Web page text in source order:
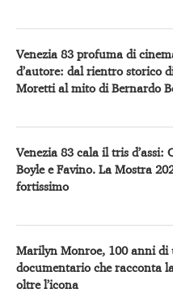
Venezia 83 profuma di
d’autore: dal rientro storico
Moretti al mito di Bernardo
Venezia 83 cala il tris d’assi:
Boyle e Favino. La Mostra
fortissimo
Marilyn Monroe, 100 anni
documentario che racconta
oltre l’icona